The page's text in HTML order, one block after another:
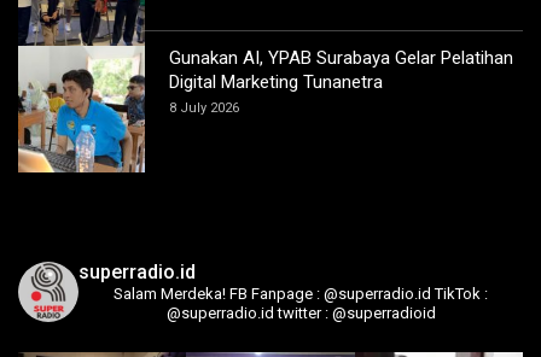
Gunakan AI, YPAB Surabaya Gelar Pelatihan
Digital Marketing Tunanetra
8 July 2026
superradio.id
Salam Merdeka! FB Fanpage : @superradio.id TikTok :
@superradio.id twitter : @superradioid